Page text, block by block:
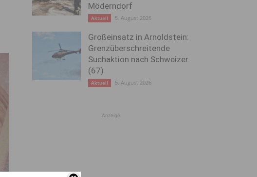
Möderndorf
Aktuell 5. August 2026
Großeinsatz in Arnoldstein:
Grenzüberschreitende
Suchaktion nach Schweizer
(67)
Aktuell 5. August 2026
Anzeige